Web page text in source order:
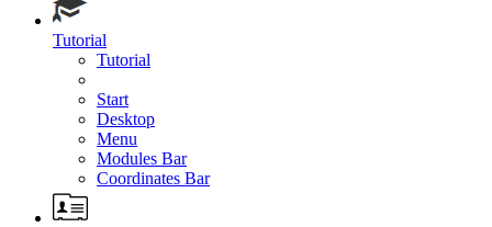
Tutorial
Tutorial
Start
Desktop
Menu
Modules Bar
Coordinates Bar